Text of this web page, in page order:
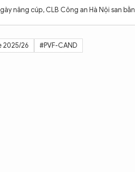
nâng cúp, CLB Công an Hà Nội san
2025/26 #PVF-CAND